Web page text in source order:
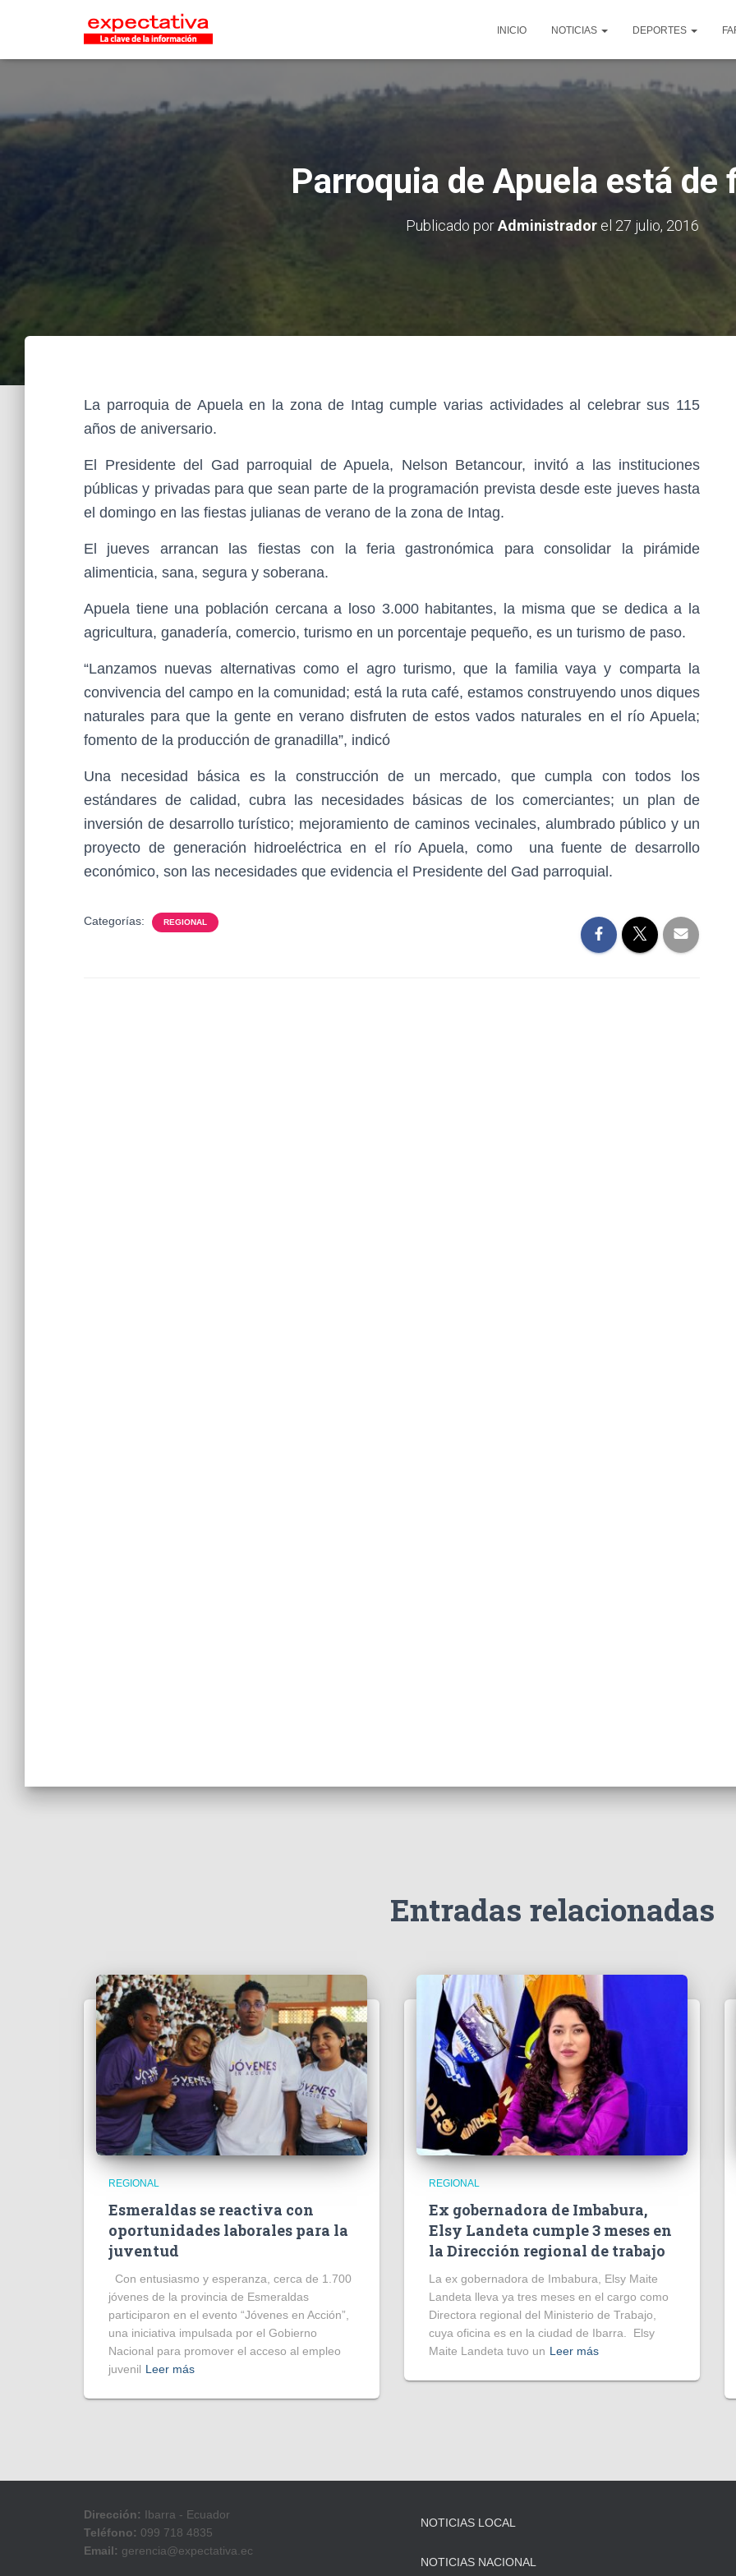
INICIO NOTICIAS DEPORTES
Parroquia de Apuela está de
Publicado porAdministradorel 27 julio, 2016
La parroquia de Apuela en la zona de Intag cumple varias actividades al celebrar sus 115
años de aniversario.
El Presidente del Gad parroquial de Apuela, Nelson Betancour, invitó a las instituciones
públicas y privadas para que sean parte de la programación prevista desde este jueves hasta
el domingo en las fiestas julianas de verano de la zona de Intag.
El jueves arrancan las fiestas con la feria gastronómica para consolidar la pirámide
alimenticia, sana, segura y soberana.
Apuela tiene una población cercana a loso 3.000 habitantes, la misma que se dedica a la
agricultura, ganadería, comercio, turismo en un porcentaje pequeño, es un turismo de paso.
“Lanzamos nuevas alternativas como el agro turismo, que la familia vaya y comparta la
convivencia del campo en la comunidad; está la ruta café, estamos construyendo unos diques
naturales para que la gente en verano disfruten de estos vados naturales en el río Apuela;
fomento de la producción de granadilla”, indicó
Una necesidad básica es la construcción de un mercado, que cumpla con todos los
estándares de calidad, cubra las necesidades básicas de los comerciantes; un plan de
inversión de desarrollo turístico; mejoramiento de caminos vecinales, alumbrado público y un
proyecto de generación hidroeléctrica en el río Apuela, como una fuente de desarrollo
económico, son las necesidades que evidencia el Presidente del Gad parroquial.
Categorías: REGIONAL
Entradas relacionadas
REGIONAL
Esmeraldas se reactiva con
oportunidades laborales para la
juventud
Con entusiasmo y esperanza, cerca de 1.700
jóvenes de la provincia de Esmeraldas
participaron en el evento “Jóvenes en Acción”,
una iniciativa impulsada por el Gobierno
Nacional para promover el acceso al empleo
juvenil Leer más
REGIONAL
Ex gobernadora de Imbabura,
Elsy Landeta cumple 3 meses en
la Dirección regional de trabajo
La ex gobernadora de Imbabura, Elsy Maite
Landeta lleva ya tres meses en el cargo como
Directora regional del Ministerio de Trabajo,
cuya oficina es en la ciudad de Ibarra. Elsy
Maite Landeta tuvo un Leer más
Dirección: Ibarra - Ecuador
Teléfono: 099 718 4835
Email: gerencia@expectativa.ec
NOTICIAS LOCAL
NOTICIAS NACIONAL